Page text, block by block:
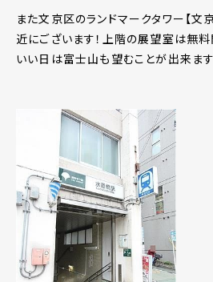
また文京区のランドマークタワー【文
近にございます！上階の展望室は無料
いい日は富士山も望むことが出来ます